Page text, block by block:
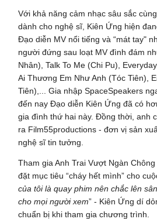
Với khả năng cảm nhạc sâu sắc
dành cho nghệ sĩ, Kiên Ứng hiện
Đạo diễn MV nổi tiếng và “mát tay"
người đứng sau loạt MV đình đám
Nhân), Talk To Me (Chi Pu),
Ai Thương Em Như Anh (Tóc Tiên),
Tiên),... Gia nhập SpaceSpeakers
đến nay Đạo diễn Kiên Ứng đã có
gia đình thứ hai này. Đồng thời, anh
ra Film55productions - đơn vị sản
nghệ sĩ tin tưởng.
Tham gia Anh Trai Vượt Ngàn
đặt mục tiêu “cháy hết mình” cho
của tôi là quay phim nên chắc lên
cho mọi người xem” - Kiên Ứng dí
chuẩn bị khi tham gia chương trình.